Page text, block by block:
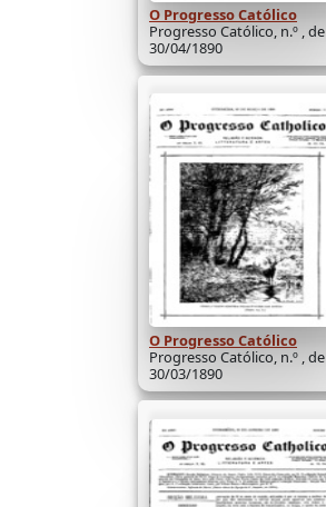
O Progresso Católico
Progresso Católico, n.º , de
30/04/1890
O Progresso Católico
Progresso Católico, n.º , de
30/03/1890